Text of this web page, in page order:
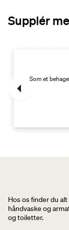
Supplér
Som et
Hos os finder du
håndvaske og
og toiletter.